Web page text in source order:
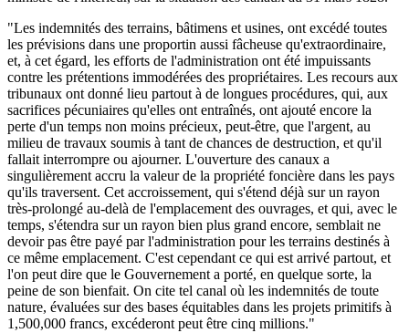
"Les indemnités des terrains, bâtimens et usines, ont excédé toutes
les prévisions dans une proportin aussi fâcheuse qu'extraordinaire,
et, à cet égard, les efforts de l'administration ont été impuissants
contre les prétentions immodérées des propriétaires. Les recours aux
tribunaux ont donné lieu partout à de longues procédures, qui, aux
sacrifices pécuniaires qu'elles ont entraînés, ont ajouté encore la
perte d'un temps non moins précieux, peut-être, que l'argent, au
milieu de travaux soumis à tant de chances de destruction, et qu'il
fallait interrompre ou ajourner. L'ouverture des canaux a
singulièrement accru la valeur de la propriété foncière dans les pays
qu'ils traversent. Cet accroissement, qui s'étend déjà sur un rayon
très-prolongé au-delà de l'emplacement des ouvrages, et qui, avec le
temps, s'étendra sur un rayon bien plus grand encore, semblait ne
devoir pas être payé par l'administration pour les terrains destinés à
ce même emplacement. C'est cependant ce qui est arrivé partout, et
l'on peut dire que le Gouvernement a porté, en quelque sorte, la
peine de son bienfait. On cite tel canal où les indemnités de toute
nature, évaluées sur des bases équitables dans les projets primitifs à
1,500,000 francs, excéderont peut être cinq millions."